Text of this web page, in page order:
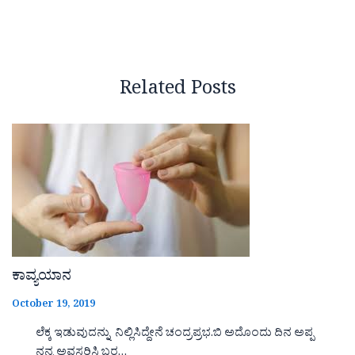
Related Posts
ಕಾವ್ಯಯಾನ
October 19, 2019
ಲೆಕ್ಕ ಇಡುವುದನ್ನು ನಿಲ್ಲಿಸಿದ್ದೇನೆ ಚಂದ್ರಪ್ರಭ.ಬಿ ಅದೊಂದು ದಿನ ಅಪ್ಪ